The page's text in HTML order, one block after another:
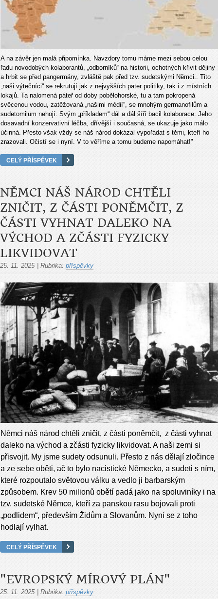
A na závěr jen malá připomínka. Navzdory tomu máme mezi sebou celou
řadu novodobých kolaborantů, „odborníků“ na historii, ochotných křivit dějiny
a hrbit se před pangermány, zvláště pak před tzv. sudetskými Němci.. Tito
„naši výtečníci“ se rekrutují jak z nejvyšších pater politiky, tak i z místních
lokajů. Ta nalomená páteř od doby pobělohorské, tu a tam pokropená
svěcenou vodou, zatěžovaná „našimi médií“, se mnohým germanofilům a
sudetomilům nehojí. Svým „příkladem“ dál a dál šíří bacil kolaborace. Jeho
dosavadní konzervativní léčba, dřívější i současná, se ukazuje jako málo
účinná. Přesto však vždy se náš národ dokázal vypořádat s těmi, kteří ho
zrazovali. Očistí se i nyní. V to věříme a tomu budeme napomáhat!"
CELÝ PŘÍSPĚVEK
NĚMCI NÁŠ NÁROD CHTĚLI
ZNIČIT, Z ČÁSTI PONĚMČIT, Z
ČÁSTI VYHNAT DALEKO NA
VÝCHOD A ZČÁSTI FYZICKY
LIKVIDOVAT
25. 11. 2025 | Rubrika: příspěvky
Němci náš národ chtěli zničit, z části poněmčit, z části vyhnat
daleko na východ a zčásti fyzicky likvidovat. A naši zemi si
přisvojit. My jsme sudety odsunuli. Přesto z nás dělají zločince
a ze sebe oběti, ač to bylo nacistické Německo, a sudeti s ním,
které rozpoutalo světovou válku a vedlo ji barbarským
způsobem. Krev 50 milionů obětí padá jako na spoluviníky i na
tzv. sudetské Němce, kteří za panskou rasu bojovali proti
„podlidem“, především Židům a Slovanům. Nyní se z toho
hodlají vylhat.
CELÝ PŘÍSPĚVEK
"EVROPSKÝ MÍROVÝ PLÁN"
25. 11. 2025 Rubrika: příspěvky